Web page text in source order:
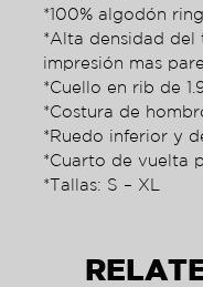
*100% algodón
*Alta densidad del
impresión mas
*Cuello en rib de
*Costura de
*Ruedo inferior y
*Cuarto de vuelta
*Tallas: S – XL